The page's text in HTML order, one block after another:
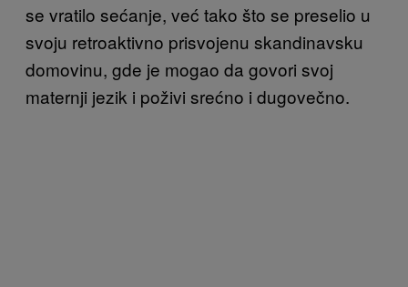
se vratilo sećanje, već tako što se preselio u
svoju retroaktivno prisvojenu skandinavsku
domovinu, gde je mogao da govori svoj
maternji jezik i poživi srećno i dugovečno.